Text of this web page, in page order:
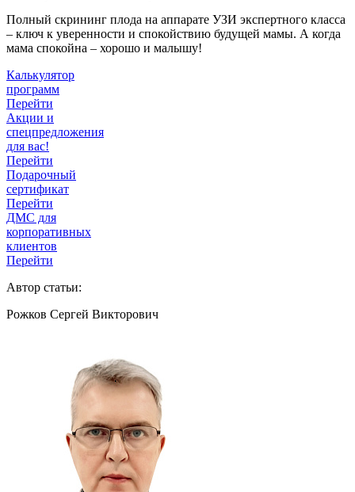
Полный скрининг плода на аппарате УЗИ экспертного класса
– ключ к уверенности и спокойствию будущей мамы. А когда
мама спокойна – хорошо и малышу!
Калькулятор
программ
Перейти
Акции и
спецпредложения
для вас!
Перейти
Подарочный
сертификат
Перейти
ДМС для
корпоративных
клиентов
Перейти
Автор статьи:
Рожков Сергей Викторович